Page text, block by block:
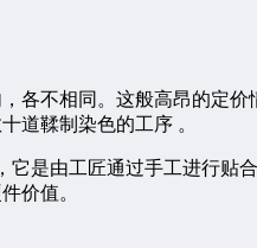
各不相同。这般高昂的定
道鞣制染色的工序 。
是由工匠通过手工进行
价值。